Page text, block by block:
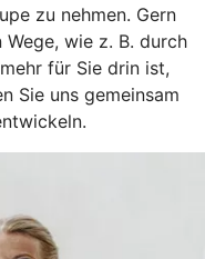
zu nehmen. Gern
wie z. B. durch
für Sie drin ist,
Sie uns gemeinsam